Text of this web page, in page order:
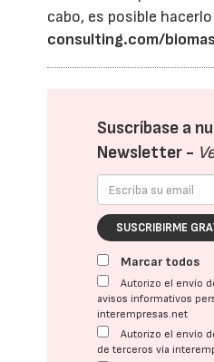
cabo, es posible
consulting.com/
Suscríbase a
Newsletter -
SUSCRIBIRME
Marcar todos
Autorizo el envío
avisos informativos
interempresas.net
Autorizo el envío
de terceros vía